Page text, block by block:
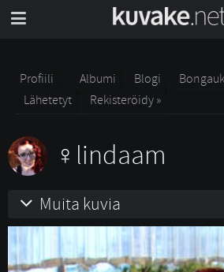
Profiili Albumi Blogi
Lähetetyt
Rekisteröidy »
lindaam
Muita kuvia